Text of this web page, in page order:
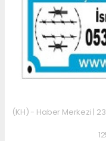
(KH) - Haber Merkezi |